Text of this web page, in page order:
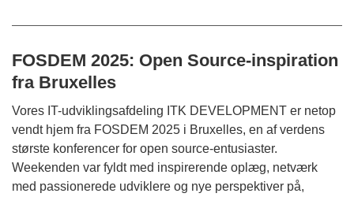
FOSDEM 2025: Open Source-inspiration
fra Bruxelles
Vores IT-udviklingsafdeling ITK DEVELOPMENT er netop
vendt hjem fra FOSDEM 2025 i Bruxelles, en af verdens
største konferencer for open source-entusiaster.
Weekenden var fyldt med inspirerende oplæg, netværk
med passionerede udviklere og nye perspektiver på,